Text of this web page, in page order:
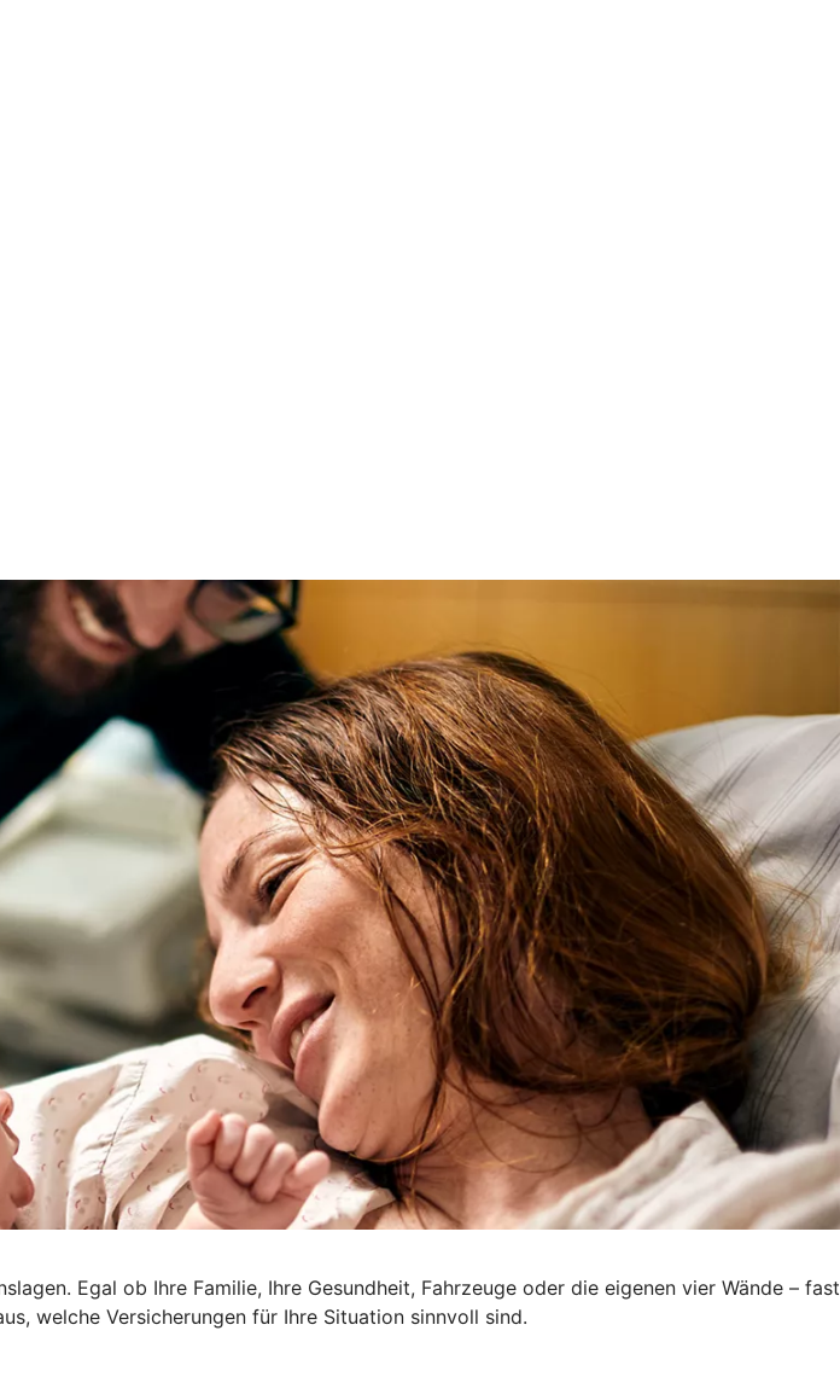
Egal ob Ihre Familie, Ihre Gesundheit, Fahrzeuge oder die eigenen vier Wände – fast
welche Versicherungen für Ihre Situation sinnvoll sind.